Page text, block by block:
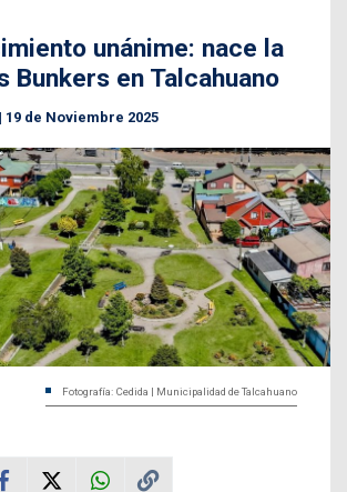
unánime: nace la
Bunkers en Talcahuano
19 de Noviembre 2025
Fotografía: Cedida | Municipalidad de Talcahuano